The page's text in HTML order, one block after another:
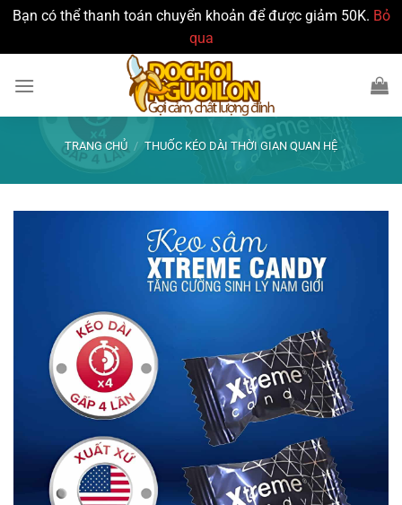
Bạn có thể thanh toán chuyển khoản để được giảm 50K. Bỏ
qua
qua
TRANG CHỦ / THUỐC KÉO DÀI THỜI GIAN QUAN HỆ